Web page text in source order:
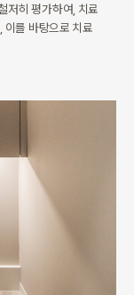
저히 평가하여, 치료
이를 바탕으로 치료